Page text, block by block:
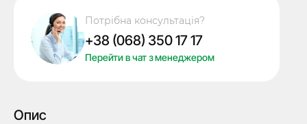
JMA
кількість
Потрібна консультація?
+38 (068) 350 17 17
Перейти в чат з менеджером
Опис